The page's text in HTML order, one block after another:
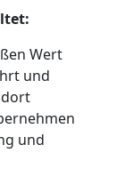
Wert
und
und